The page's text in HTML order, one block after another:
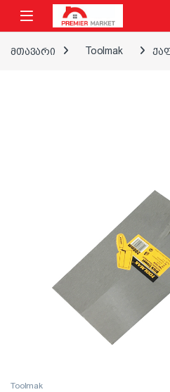
ნავიგაციაზე გადასვლა
შინაარსზე გადასვლა
მთავარი Toolmak
Toolmak